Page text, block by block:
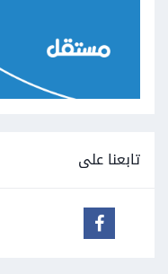
تابعنا على